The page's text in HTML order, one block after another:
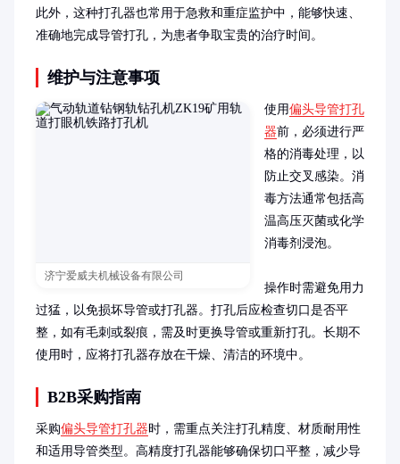
此外，这种打孔器也常用于急救和重症监护中，能够快速、
准确地完成导管打孔，为患者争取宝贵的治疗时间。
维护与注意事项
济宁爱威夫机械设备有限公司
使用偏头导管打孔
器前，必须进行严
格的消毒处理，以
防止交叉感染。消
毒方法通常包括高
温高压灭菌或化学
消毒剂浸泡。
操作时需避免用力
过猛，以免损坏导管或打孔器。打孔后应检查切口是否平
整，如有毛刺或裂痕，需及时更换导管或重新打孔。长期不
使用时，应将打孔器存放在干燥、清洁的环境中。
B2B采购指南
采购偏头导管打孔器时，需重点关注打孔精度、材质耐用性
和适用导管类型。高精度打孔器能够确保切口平整，减少导